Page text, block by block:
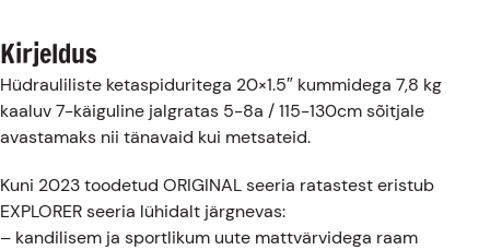
Kirjeldus
Hüdrauliliste ketaspiduritega 20×1.5″ kummidega 7,8 kg
kaaluv 7-käiguline jalgratas 5-8a / 115-130cm sõitjale
avastamaks nii tänavaid kui metsateid.
Kuni 2023 toodetud ORIGINAL seeria ratastest eristub
EXPLORER seeria lühidalt järgnevas:
– kandilisem ja sportlikum uute mattvärvidega raam